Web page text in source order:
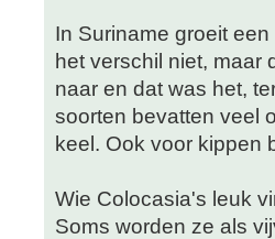
In Suriname groeit
het verschil niet, maar
naar en dat was het,
soorten bevatten veel
keel. Ook voor kippen
Wie Colocasia's leuk
Soms worden ze als